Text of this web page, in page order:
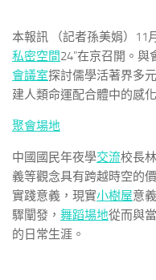
本報訊 （記者孫美娟）
11
私密空間24”在京召開。與
會議室探討儒學活著界多
建人類命運配合體中的感化
聚會場地
中國國民年夜學交流校長
義等觀念具有跨越時空的
實踐意義，現實小樹屋意義
驟闡發， 舞蹈場地從而與
的日常生涯。